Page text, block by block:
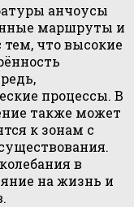
анчоусы
маршруты и
тем, что высокие
процессы. В
также может
к зонам с
в
на жизнь и